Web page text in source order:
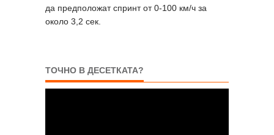
да предположат спринт от 0-100 км/ч за
около 3,2 сек.
ТОЧНО В ДЕСЕТКАТА?